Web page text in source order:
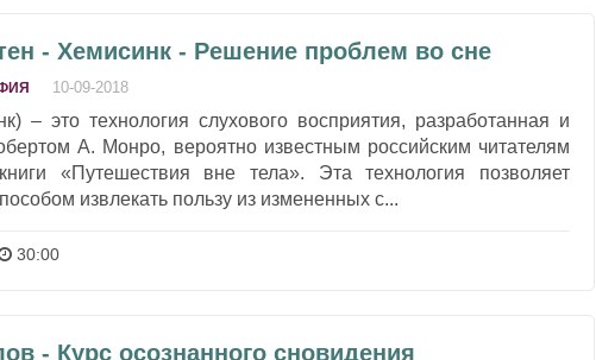
- Хемисинк - Решение проблем во сне
10-09-2018
– это технология слухового восприятия, разработанная и
А. Монро, вероятно известным российским читателям
«Путешествия вне тела». Эта технология позволяет
извлекать пользу из измененных с...
30:00
- Курс осознанного сновидения